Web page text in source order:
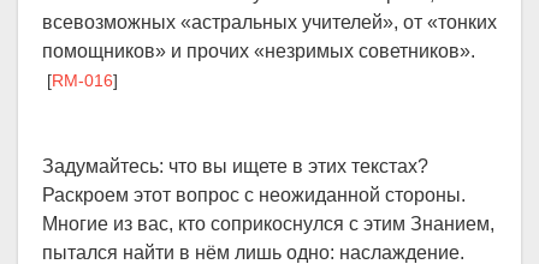
всевозможных «астральных учителей», от «тонких
помощников» и прочих «незримых советников».
[RM-016]
Задумайтесь: что вы ищете в этих текстах?
Раскроем этот вопрос с неожиданной стороны.
Многие из вас, кто соприкоснулся с этим Знанием,
пытался найти в нём лишь одно: наслаждение.